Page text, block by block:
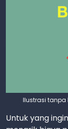
Ilustrasi tanpa
Untuk yang